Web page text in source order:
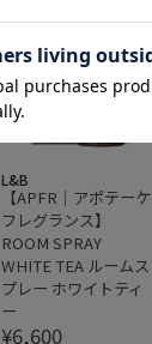
L&B
【APFR｜アポテーケ
フレグランス】
ROOM SPRAY
WHITE TEA ルームス
プレー ホワイトティ
ー
¥6,600